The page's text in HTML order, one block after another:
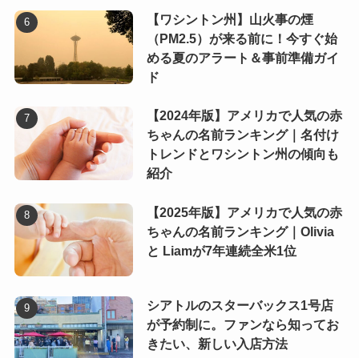
【ワシントン州】山火事の煙
（PM2.5）が来る前に！今すぐ始
める夏のアラート＆事前準備ガイ
ド
【2024年版】アメリカで人気の赤
ちゃんの名前ランキング｜名付け
トレンドとワシントン州の傾向も
紹介
【2025年版】アメリカで人気の赤
ちゃんの名前ランキング｜Olivia
と Liamが7年連続全米1位
シアトルのスターバックス1号店
が予約制に。ファンなら知ってお
きたい、新しい入店方法